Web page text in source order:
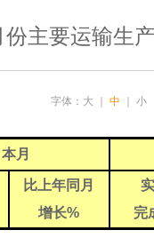
主要运输生
字体： 大 ｜中 ｜小
本月
比上年同月
增长%
完